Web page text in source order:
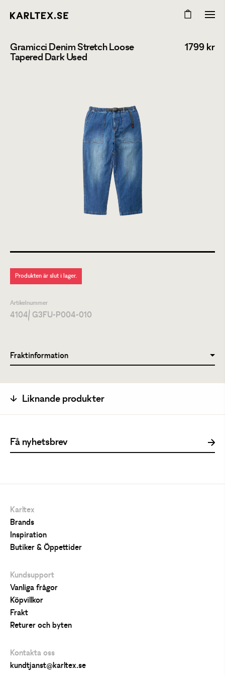
Gramicci Denim Stretch Loose
Tapered Dark Used
1799 kr
Produkten är slut i lager.
Artikelnummer
4104/ G3FU-P004-010
Fraktinformation
Liknande produkter
Karltex
Brands
Inspiration
Butiker & Öppettider
Kundsupport
Vanliga frågor
Köpvillkor
Frakt
Returer och byten
Kontakta oss
kundtjanst@karltex.se